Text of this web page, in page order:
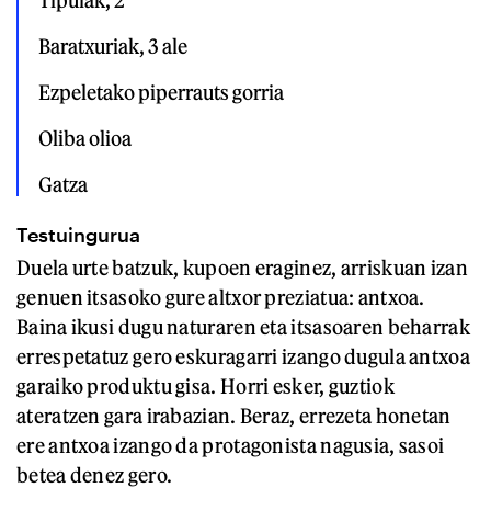
Baratxuriak, 3 ale
Ezpeletako piperrauts gorria
Oliba olioa
Gatza
Testuingurua
Duela urte batzuk, kupoen eraginez, arriskuan izan
genuen itsasoko gure altxor preziatua: antxoa.
Baina ikusi dugu naturaren eta itsasoaren beharrak
errespetatuz gero eskuragarri izango dugula antxoa
garaiko produktu gisa. Horri esker, guztiok
ateratzen gara irabazian. Beraz, errezeta honetan
ere antxoa izango da protagonista nagusia, sasoi
betea denez gero.